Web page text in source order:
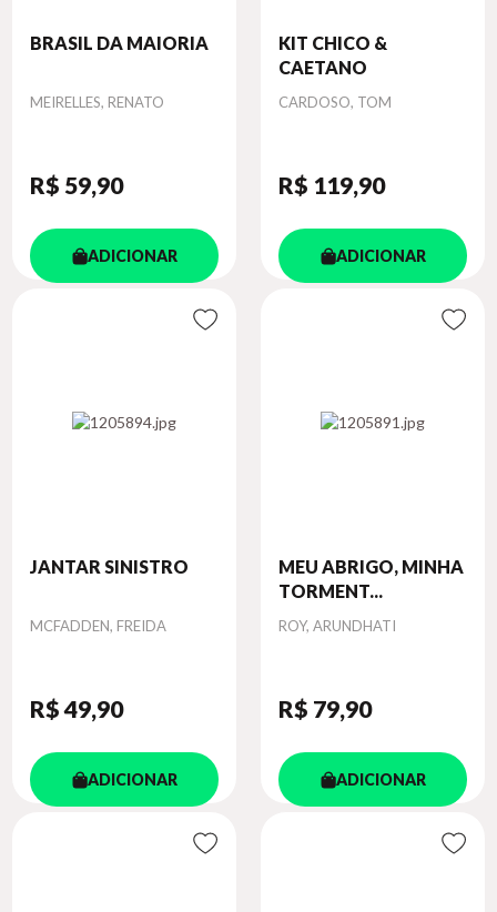
BRASIL DA MAIORIA
Autor
MEIRELLES, RENATO
R$ 59,90
ADICIONAR
KIT CHICO &
CAETANO
Autor
CARDOSO, TOM
R$ 119,90
ADICIONAR
JANTAR SINISTRO
Autor
MCFADDEN, FREIDA
R$ 49,90
ADICIONAR
MEU ABRIGO, MINHA
TORMENT...
Autor
ROY, ARUNDHATI
R$ 79,90
ADICIONAR